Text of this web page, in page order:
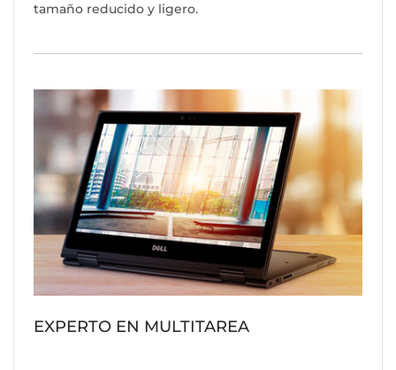
tamaño reducido y ligero.
EXPERTO EN MULTITAREA